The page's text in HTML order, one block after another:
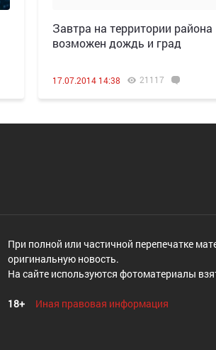
Завтра на территории района
возможен дождь и град
17.07.2014 14:38 21117
При полной или частичной перепечатке
оригинальную новость.
На сайте используются фотоматериалы
18+ Иная правовая информация